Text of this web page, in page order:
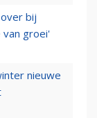
bij
van groei'
nieuwe